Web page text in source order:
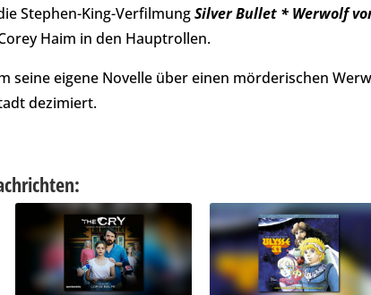
Stephen-King-VerfilmungSilver Bullet * Werwolf
Haim in den Hauptrollen.
seine eigene Novelle über einen mörderischen
dezimiert.